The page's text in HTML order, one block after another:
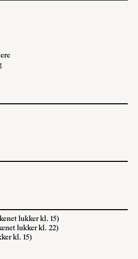
lukker kl. 15)
lukker kl. 22)
kl. 15)